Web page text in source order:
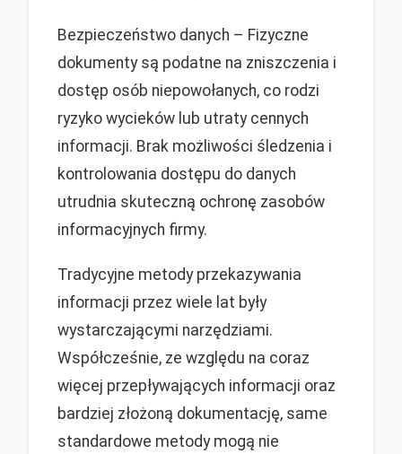
Bezpieczeństwo danych – Fizyczne
dokumenty są podatne na zniszczenia i
dostęp osób niepowołanych, co rodzi
ryzyko wycieków lub utraty cennych
informacji. Brak możliwości śledzenia i
kontrolowania dostępu do danych
utrudnia skuteczną ochronę zasobów
informacyjnych firmy.
Tradycyjne metody przekazywania
informacji przez wiele lat były
wystarczającymi narzędziami.
Współcześnie, ze względu na coraz
więcej przepływających informacji oraz
bardziej złożoną dokumentację, same
standardowe metody mogą nie